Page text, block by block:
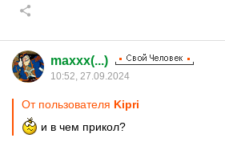
maxxx(...)
10:52, 27.09.2024
От пользователя Kipri
и в чем прикол?